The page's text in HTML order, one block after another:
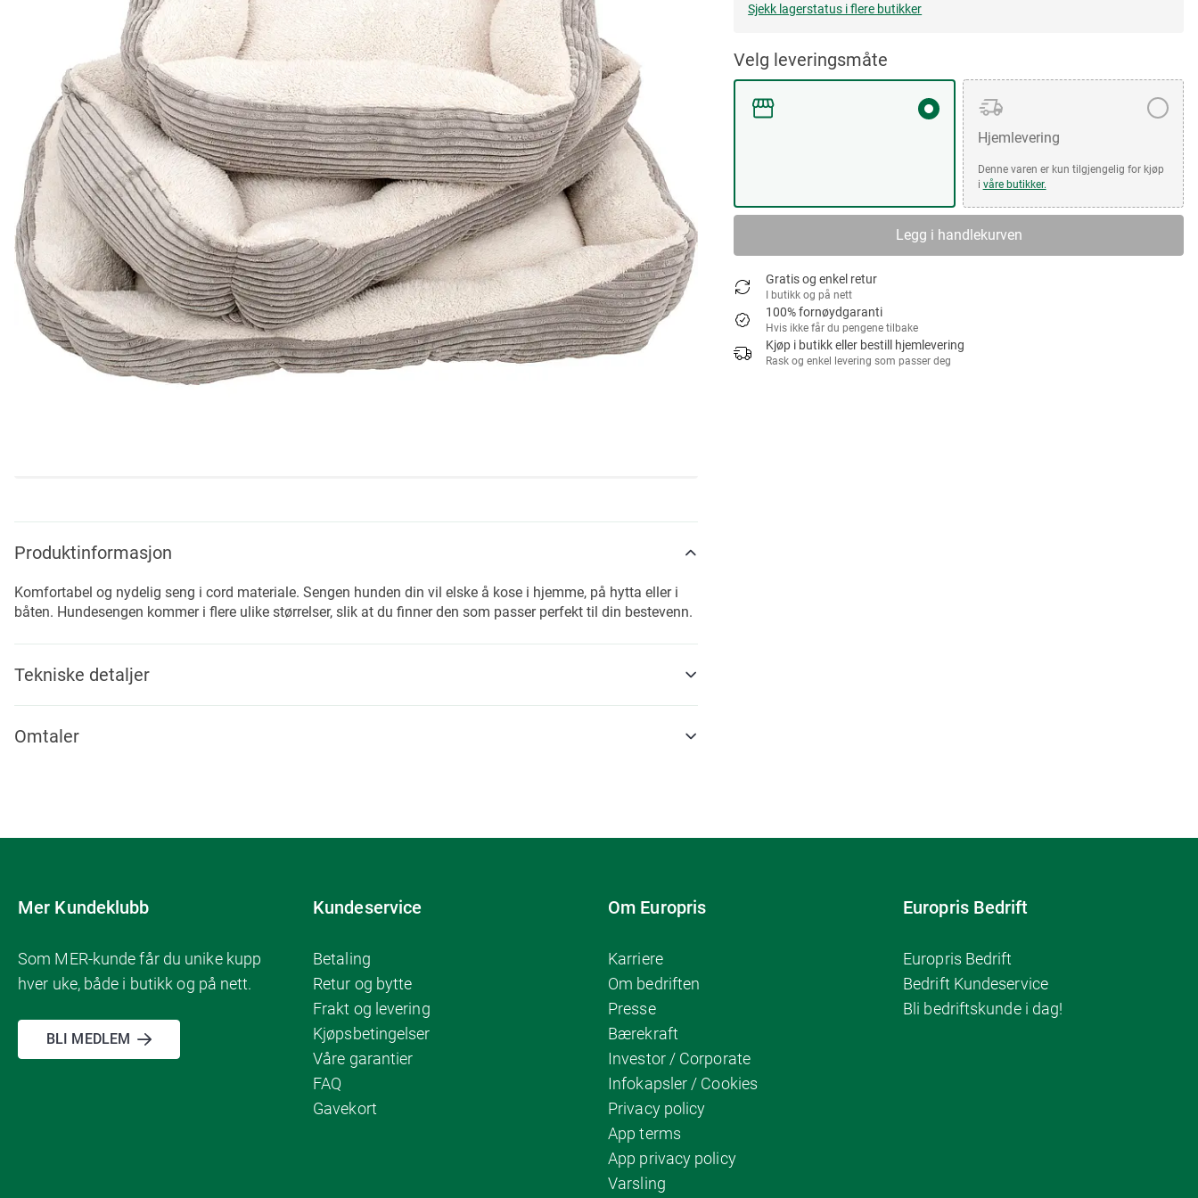
Sjekk lagerstatus i flere butikker
Velg leveringsmåte
Hjemlevering
Denne varen er kun tilgjengelig for kjøp
i våre butikker.
Legg i handlekurven
Gratis og enkel retur
I butikk og på nett
100% fornøydgaranti
Hvis ikke får du pengene tilbake
Kjøp i butikk eller bestill hjemlevering
Rask og enkel levering som passer deg
the
beginning
the
images
Produktinformasjon
Komfortabel og nydelig seng i cord materiale. Sengen hunden din vil elske å kose i hjemme, på hytta eller i
båten. Hundesengen kommer i flere ulike størrelser, slik at du finner den som passer perfekt til din bestevenn.
Tekniske detaljer
Omtaler
Mer Kundeklubb
Som MER-kunde får du unike kupp
hver uke, både i butikk og på nett.
BLI MEDLEM
Kundeservice
Betaling
Retur og bytte
Frakt og levering
Kjøpsbetingelser
Våre garantier
FAQ
Gavekort
Om Europris
Karriere
Om bedriften
Presse
Bærekraft
Investor / Corporate
Infokapsler / Cookies
Privacy policy
App terms
App privacy policy
Varsling
Europris Bedrift
Europris Bedrift
Bedrift Kundeservice
Bli bedriftskunde i dag!